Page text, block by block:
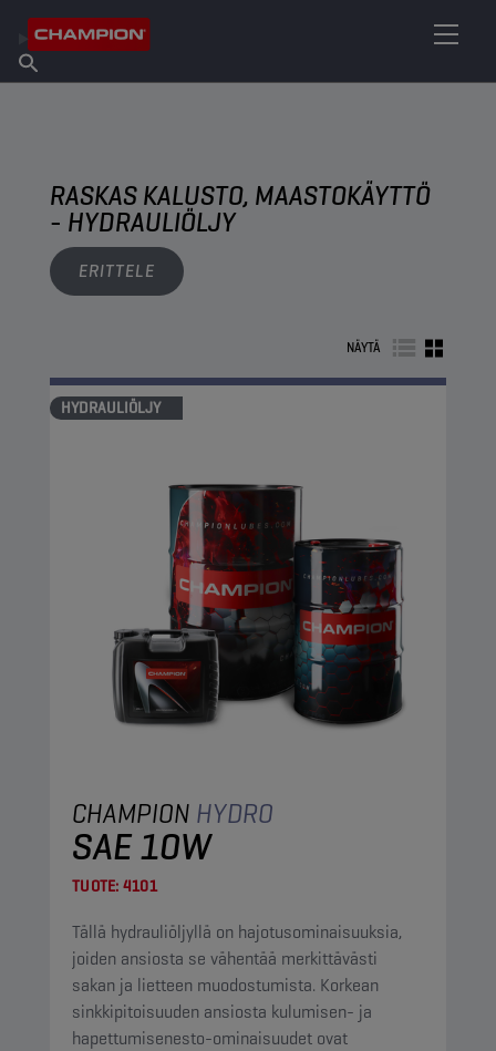
Tietoa Championista
Etsi myyntipiste
RASKAS KALUSTO, MAASTOKÄYTTÖ
- HYDRAULIÖLJY
ERITTELE
NÄYTÄ
HYDRAULIÖLJY
CHAMPION HYDRO
SAE 10W
TUOTE: 4101
Tällä hydrauliöljyllä on hajotusominaisuuksia,
joiden ansiosta se vähentää merkittävästi
sakan ja lietteen muodostumista. Korkean
sinkkipitoisuuden ansiosta kulumisen- ja
hapettumisenesto-ominaisuudet ovat